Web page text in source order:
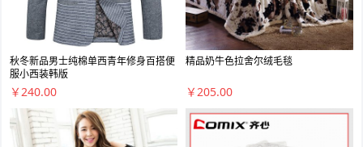
秋冬新品男士纯棉单西青年修身百搭便
服小西装韩版
￥240.00
精品奶牛色拉舍尔绒毛毯
￥205.00